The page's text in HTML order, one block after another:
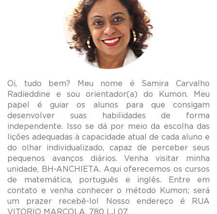
Oi, tudo bem? Meu nome é Samira Carvalho
Radieddine e sou orientador(a) do Kumon. Meu
papel é guiar os alunos para que consigam
desenvolver suas habilidades de forma
independente. Isso se dá por meio da escolha das
lições adequadas à capacidade atual de cada aluno e
do olhar individualizado, capaz de perceber seus
pequenos avanços diários. Venha visitar minha
unidade, BH-ANCHIETA. Aqui oferecemos os cursos
de matemática, português e inglês. Entre em
contato e venha conhecer o método Kumon; será
um prazer recebê-lo! Nosso endereço é RUA